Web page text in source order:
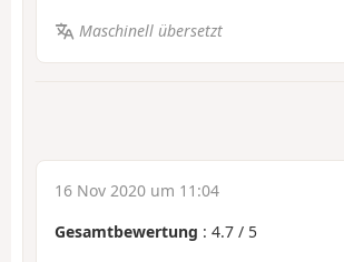
Maschinell übersetzt
16 Nov 2020 um 11:04
Gesamtbewertung : 4.7 / 5